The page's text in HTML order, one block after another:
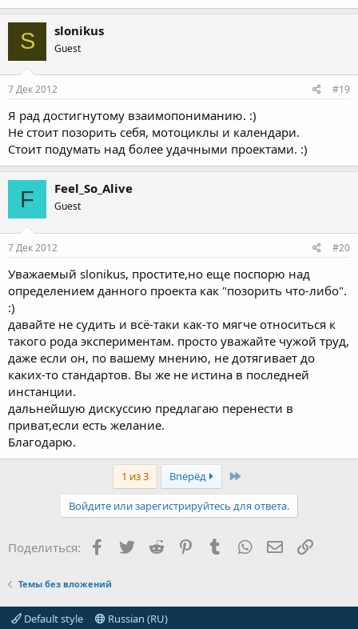
S slonikus
Guest
7 Дек 2012 #19
Я рад достигнутому взаимопониманию. :)
Не стоит позорить себя, мотоциклы и календари.
Стоит подумать над более удачными проектами. :)
F Feel_So_Alive
Guest
7 Дек 2012 #20
Уважаемый slonikus, простите,но еще поспорю над
определением данного проекта как "позорить что-либо".
:)
давайте не судить и всё-таки как-то мягче относиться к
такого рода экспериментам. просто уважайте чужой труд,
даже если он, по вашему мнению, не дотягивает до
каких-то стандартов. Вы же не истина в последней
инстанции.
дальнейшую дискуссию предлагаю перенести в
приват,если есть желание.
Благодарю.
1 из 3 Вперёд Last
Войдите или зарегистрируйтесь для ответа.
Поделиться: Facebook
TwitterReddit PinterestTumblr WhatsApp Ссылка
Темы без вложений
Default style Russian (RU)